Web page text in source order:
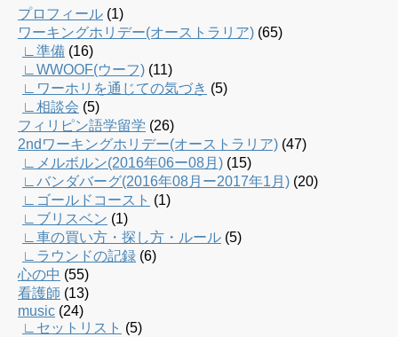
プロフィール (1)
ワーキングホリデー(オーストラリア) (65)
∟準備 (16)
∟WWOOF(ウーフ) (11)
∟ワーホリを通じての気づき (5)
∟相談会 (5)
フィリピン語学留学 (26)
2ndワーキングホリデー(オーストラリア) (47)
∟メルボルン(2016年06ー08月) (15)
∟バンダバーグ(2016年08月ー2017年1月) (20)
∟ゴールドコースト (1)
∟ブリスベン (1)
∟車の買い方・探し方・ルール (5)
∟ラウンドの記録 (6)
心の中 (55)
看護師 (13)
music (24)
∟セットリスト (5)